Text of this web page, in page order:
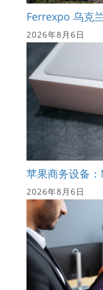
Ferrexpo 乌克
2026年8月6日
苹果商务设备
2026年8月6日